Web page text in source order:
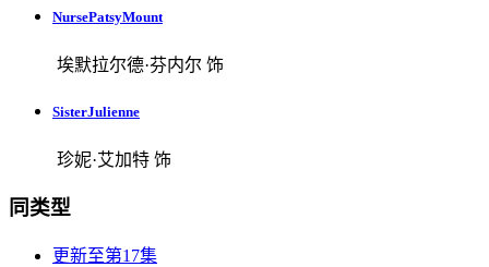
NursePatsyMount
埃默拉尔德·芬内尔 饰
SisterJulienne
珍妮·艾加特 饰
同类型
更新至第17集